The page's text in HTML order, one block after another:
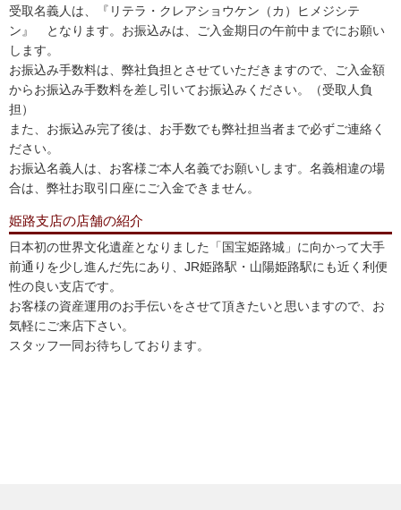
受取名義人は、『リテラ・クレアショウケン（カ）ヒメジシテ
ン』 となります。お振込みは、ご入金期日の午前中までにお願い
します。
お振込み手数料は、弊社負担とさせていただきますので、ご入金額
からお振込み手数料を差し引いてお振込みください。（受取人負
担）
また、お振込み完了後は、お手数でも弊社担当者まで必ずご連絡く
ださい。
お振込名義人は、お客様ご本人名義でお願いします。名義相違の場
合は、弊社お取引口座にご入金できません。
姫路支店の店舗の紹介
日本初の世界文化遺産となりました「国宝姫路城」に向かって大手
前通りを少し進んだ先にあり、JR姫路駅・山陽姫路駅にも近く利便
性の良い支店です。
お客様の資産運用のお手伝いをさせて頂きたいと思いますので、お
気軽にご来店下さい。
スタッフ一同お待ちしております。